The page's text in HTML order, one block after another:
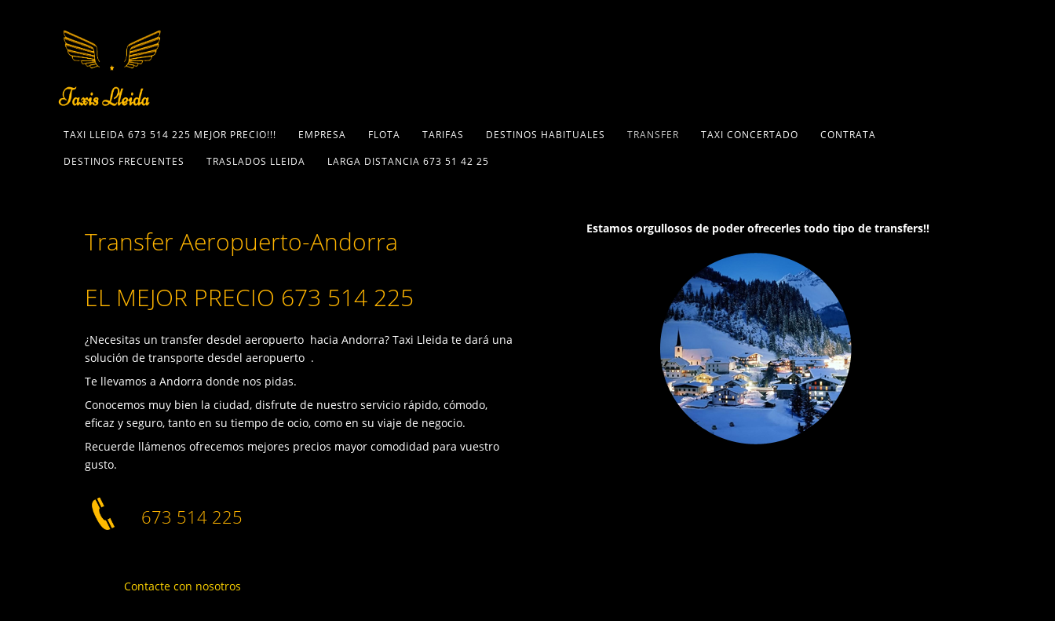
TAXI LLEIDA 673 514 225 MEJOR PRECIO!!! EMPRESA FLOTA TARIFAS DESTINOS HABITUALES TRANSFER TAXI CONCERTADO
CONTRATA
DESTINOS FRECUENTES
TRASLADOS LLEIDA LARGA DISTANCIA 673 51 42 25
Transfer Aeropuerto-Andorra
EL MEJOR PRECIO 673 514 225
¿Necesitas un transfer desdel aeropuerto hacia Andorra? Taxi Lleida te dará una
solución de transporte desdel aeropuerto .
Te llevamos a Andorra donde nos pidas.
Conocemos muy bien la ciudad, disfrute de nuestro servicio rápido, cómodo,
eficaz y seguro, tanto en su tiempo de ocio, como en su viaje de negocio.
Recuerde llámenos ofrecemos mejores precios mayor comodidad para vuestro
gusto.
673 514 225
Contacte con nosotros
Estamos orgullosos de poder ofrecerles todo tipo de transfers!!